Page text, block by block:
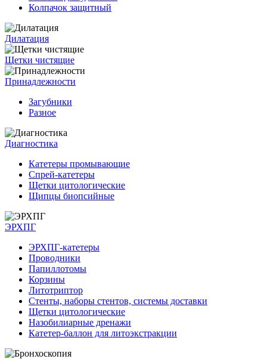
Колпачок защитный
Дилатация
Щетки чистящие
Принадлежности
Загубники
Разное
Диагностика
Катетеры промывающие
Спрей-катетеры
Щетки цитологические
Щипцы биопсийные
ЭРХПГ
ЭРХПГ-катетеры
Проводники
Папиллотомы
Корзины
Литотриптор
Стенты, наборы стентов, системы доставки
Щетки цитологические
Назобилиарные дренажи
Катетер-баллон для литоэкстракции